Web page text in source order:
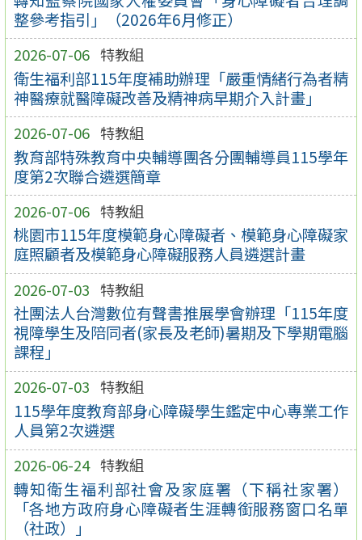
整參考指引」（2026年6月修正）
2026-07-06 特教組
衛生福利部115年度補助辦理「嚴重情緒行為者精
神醫療就醫障礙改善及精神病早期介入計畫」
2026-07-06 特教組
教育部特殊教育中央輔導團各分團輔導員115學年
度第2次聯合遴選簡章
2026-07-06 特教組
桃園市115年度模範身心障礙者、模範身心障礙家
庭照顧者及模範身心障礙服務人員遴選計畫
2026-07-03 特教組
社團法人台灣數位有聲書推展學會辦理「115年度
視障學生及陪同者(家長及老師)暑期及下學期電腦
課程」
2026-07-03 特教組
115學年度教育部身心障礙學生鑑定中心專業工作
人員第2次遴選
2026-06-24 特教組
轉知衛生福利部社會及家庭署（下稱社家署）
「各地方政府身心障礙者生涯轉銜服務窗口名單
（社政）」